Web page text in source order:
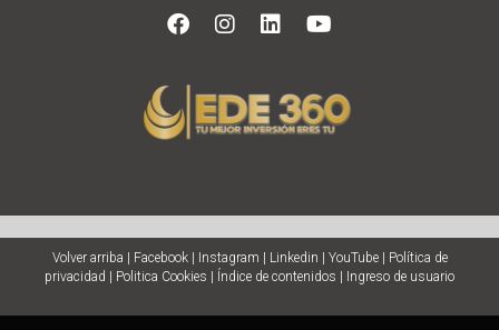
Volver arriba Facebook| Instagram Linkedin YouTube|
Política de
privacidad
Politica Cookies Índice de contenidos Ingreso de usuario